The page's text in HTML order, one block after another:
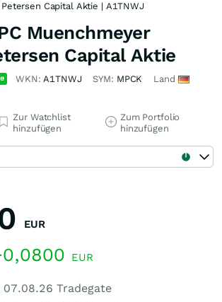
Capital Aktie | A1TNWJ
Muenchmeyer
Capital Aktie
WKN:A1TNWJ SYM: MPCK Land
Zur Watchlist
hinzufügen
Zum Portfolio
hinzufügen
EUR
EUR
07.08.26 Tradegate